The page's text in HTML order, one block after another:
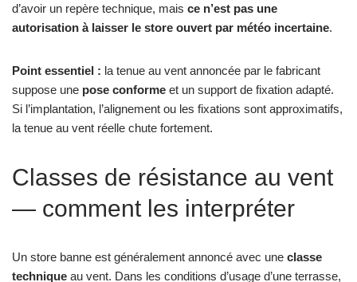
d’avoir un repère technique, mais ce n’est pas une
autorisation à laisser le store ouvert par météo incertaine.
Point essentiel : la tenue au vent annoncée par le fabricant
suppose une pose conforme et un support de fixation adapté.
Si l’implantation, l’alignement ou les fixations sont approximatifs,
la tenue au vent réelle chute fortement.
Classes de résistance au vent
— comment les interpréter
Un store banne est généralement annoncé avec une classe
technique au vent. Dans les conditions d’usage d’une terrasse,